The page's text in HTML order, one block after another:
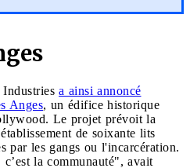
a ainsi annoncé
Anges, un édifice historique
Le projet prévoit la
de soixante lits
par les gangs ou l'incarcération.
la communauté", avait